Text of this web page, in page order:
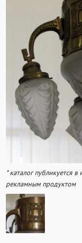
* каталог публикуется
рекламным продуктом